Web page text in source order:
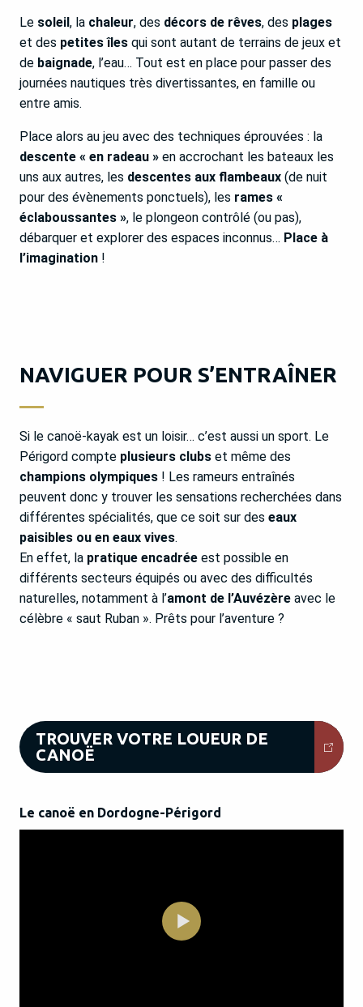
Le soleil, la chaleur, des décors de rêves, des plages
et des petites îles qui sont autant de terrains de jeux et
de baignade, l’eau… Tout est en place pour passer des
journées nautiques très divertissantes, en famille ou
entre amis.
Place alors au jeu avec des techniques éprouvées : la
descente « en radeau » en accrochant les bateaux les
uns aux autres, les descentes aux flambeaux (de nuit
pour des évènements ponctuels), les rames «
éclaboussantes », le plongeon contrôlé (ou pas),
débarquer et explorer des espaces inconnus… Place à
l’imagination !
NAVIGUER POUR S’ENTRAÎNER
Si le canoë-kayak est un loisir… c’est aussi un sport. Le
Périgord compte plusieurs clubs et même des
champions olympiques ! Les rameurs entraînés
peuvent donc y trouver les sensations recherchées dans
différentes spécialités, que ce soit sur des eaux
paisibles ou en eaux vives.
En effet, la pratique encadrée est possible en
différents secteurs équipés ou avec des difficultés
naturelles, notamment à l’amont de l’Auvézère avec le
célèbre « saut Ruban ». Prêts pour l’aventure ?
TROUVER VOTRE LOUEUR DE
CANOË
Le canoë en Dordogne-Périgord